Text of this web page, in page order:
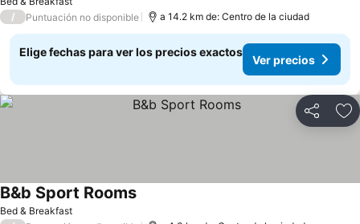
/ Puntuación no disponible a 14.2 km de: Centro de la ciudad
Elige fechas para ver los precios exactos
Ver precios
Compartir
Bed & Breakfast
B&b Sport RoomsVer precios